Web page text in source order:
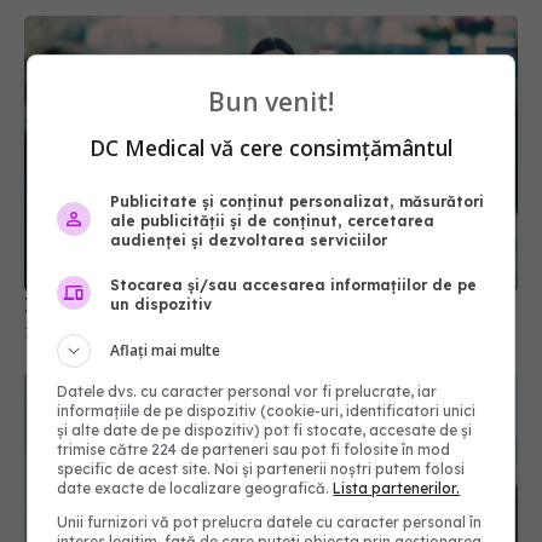
XEC, noua variantă COVID. Se răspândește rapid
Bun venit!
DC Medical vă cere consimțământul
Publicitate și conținut personalizat, măsurători
ale publicității și de conținut, cercetarea
audienței și dezvoltarea serviciilor
Stocarea și/sau accesarea informațiilor de pe
un dispozitiv
Aflați mai multe
Datele dvs. cu caracter personal vor fi prelucrate, iar
informațiile de pe dispozitiv (cookie-uri, identificatori unici
și alte date de pe dispozitiv) pot fi stocate, accesate de și
trimise către 224 de parteneri sau pot fi folosite în mod
specific de acest site. Noi și partenerii noștri putem folosi
date exacte de localizare geografică.Lista partenerilor.
Unii furnizori vă pot prelucra datele cu caracter personal în